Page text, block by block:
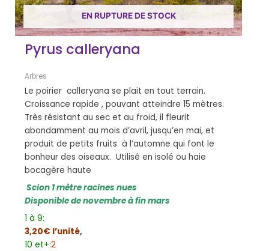
EN RUPTURE DE STOCK
Pyrus calleryana
Arbres
Le poirier calleryana se plait en tout terrain.
Croissance rapide , pouvant atteindre 15 mètres.
Très résistant au sec et au froid, il fleurit
abondamment au mois d’avril, jusqu’en mai, et
produit de petits fruits à l’automne qui font le
bonheur des oiseaux. Utilisé en isolé ou haie
bocagère haute
Scion 1 mètre racines nues
Disponible de novembre à fin mars
1 à 9:
3,20€ l’unité,
10 et+:2